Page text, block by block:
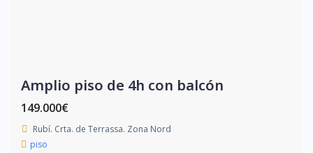
Amplio piso de 4h con balcón
149.000€
Rubí. Crta. de Terrassa. Zona Nord
piso